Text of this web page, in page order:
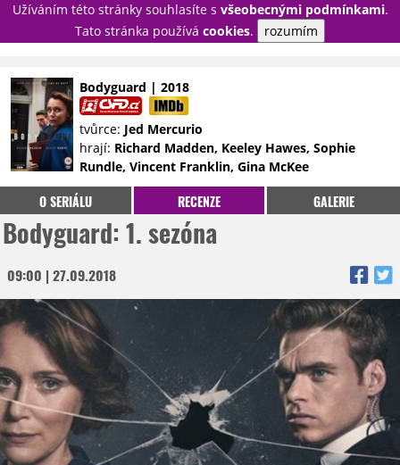
Užíváním této stránky souhlasíte s všeobecnými podmínkami.
Tato stránka používá cookies. rozumím
PŘIHLÁSIT
NOVINKY
TÉMATA
RECENZE
EPIZODY
KULT
TRAILERY
GALERIE
DISKUZE
STATISTIKY
TIRÁŽ
Bodyguard | 2018
tvůrce: Jed Mercurio
hrají: Richard Madden, Keeley Hawes, Sophie
Rundle, Vincent Franklin, Gina McKee
O SERIÁLU RECENZE GALERIE
Bodyguard: 1. sezóna
09:00 | 27.09.2018